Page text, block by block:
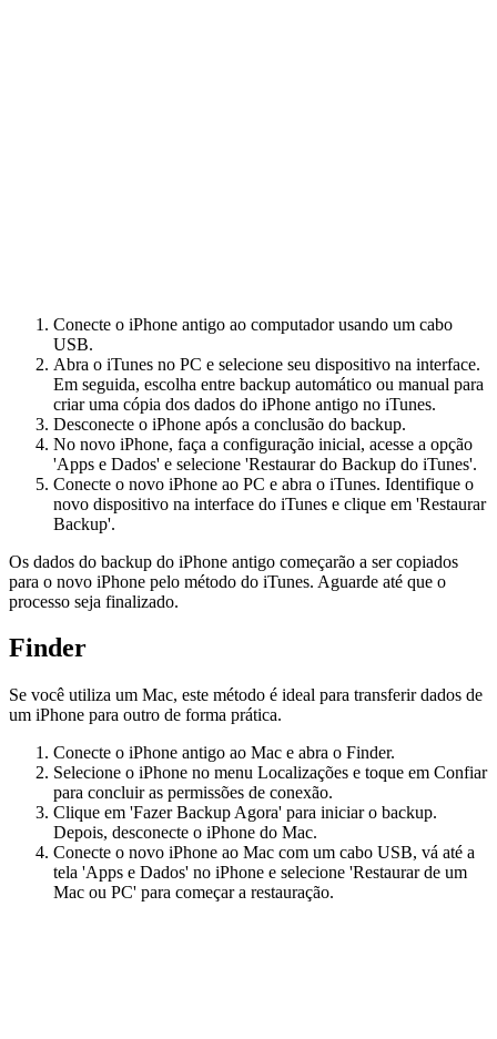
Conecte o iPhone antigo ao computador usando um cabo
USB.
Abra o iTunes no PC e selecione seu dispositivo na interface.
Em seguida, escolha entre backup automático ou manual para
criar uma cópia dos dados do iPhone antigo no iTunes.
Desconecte o iPhone após a conclusão do backup.
No novo iPhone, faça a configuração inicial, acesse a opção
'Apps e Dados' e selecione 'Restaurar do Backup do iTunes'.
Conecte o novo iPhone ao PC e abra o iTunes. Identifique o
novo dispositivo na interface do iTunes e clique em 'Restaurar
Backup'.
Os dados do backup do iPhone antigo começarão a ser copiados
para o novo iPhone pelo método do iTunes. Aguarde até que o
processo seja finalizado.
Finder
Se você utiliza um Mac, este método é ideal para transferir dados de
um iPhone para outro de forma prática.
Conecte o iPhone antigo ao Mac e abra o Finder.
Selecione o iPhone no menu Localizações e toque em Confiar
para concluir as permissões de conexão.
Clique em 'Fazer Backup Agora' para iniciar o backup.
Depois, desconecte o iPhone do Mac.
Conecte o novo iPhone ao Mac com um cabo USB, vá até a
tela 'Apps e Dados' no iPhone e selecione 'Restaurar de um
Mac ou PC' para começar a restauração.